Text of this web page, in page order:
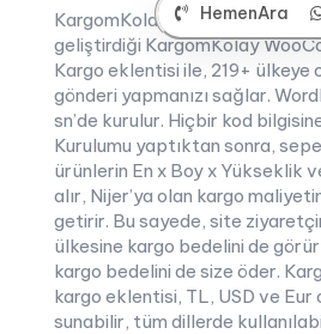
HemenAra
KargomKolay, wordpress
geliştirdiği KargomKolay
Kargo eklentisi ile, 219+ ülkeye
gönderi yapmanızı sağlar.
sn’de kurulur. Hiçbir kod
Kurulumu yaptıktan sonra,
ürünlerin En x Boy x Yükseklik
alır, Nijer’ya olan kargo
getirir. Bu sayede, site
ülkesine kargo bedelini de
kargo bedelini de size öder.
kargo eklentisi, TL, USD ve
sunabilir, tüm dillerde